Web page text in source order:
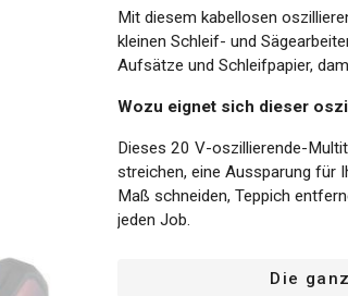
Mit diesem kabellosen
kleinen Schleif- und
Aufsätze und Schleifpapier,
Wozu eignet sich dieser
Dieses 20 V-oszillierende-
streichen, eine Aussparung für
Maß schneiden, Teppich
jeden Job.
kompatibel mit dem gesamten
Die